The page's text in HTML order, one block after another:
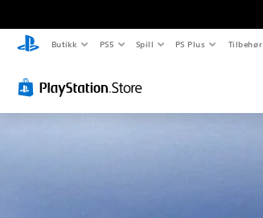
Butikk PS5 Spill PS Plus Tilbehør